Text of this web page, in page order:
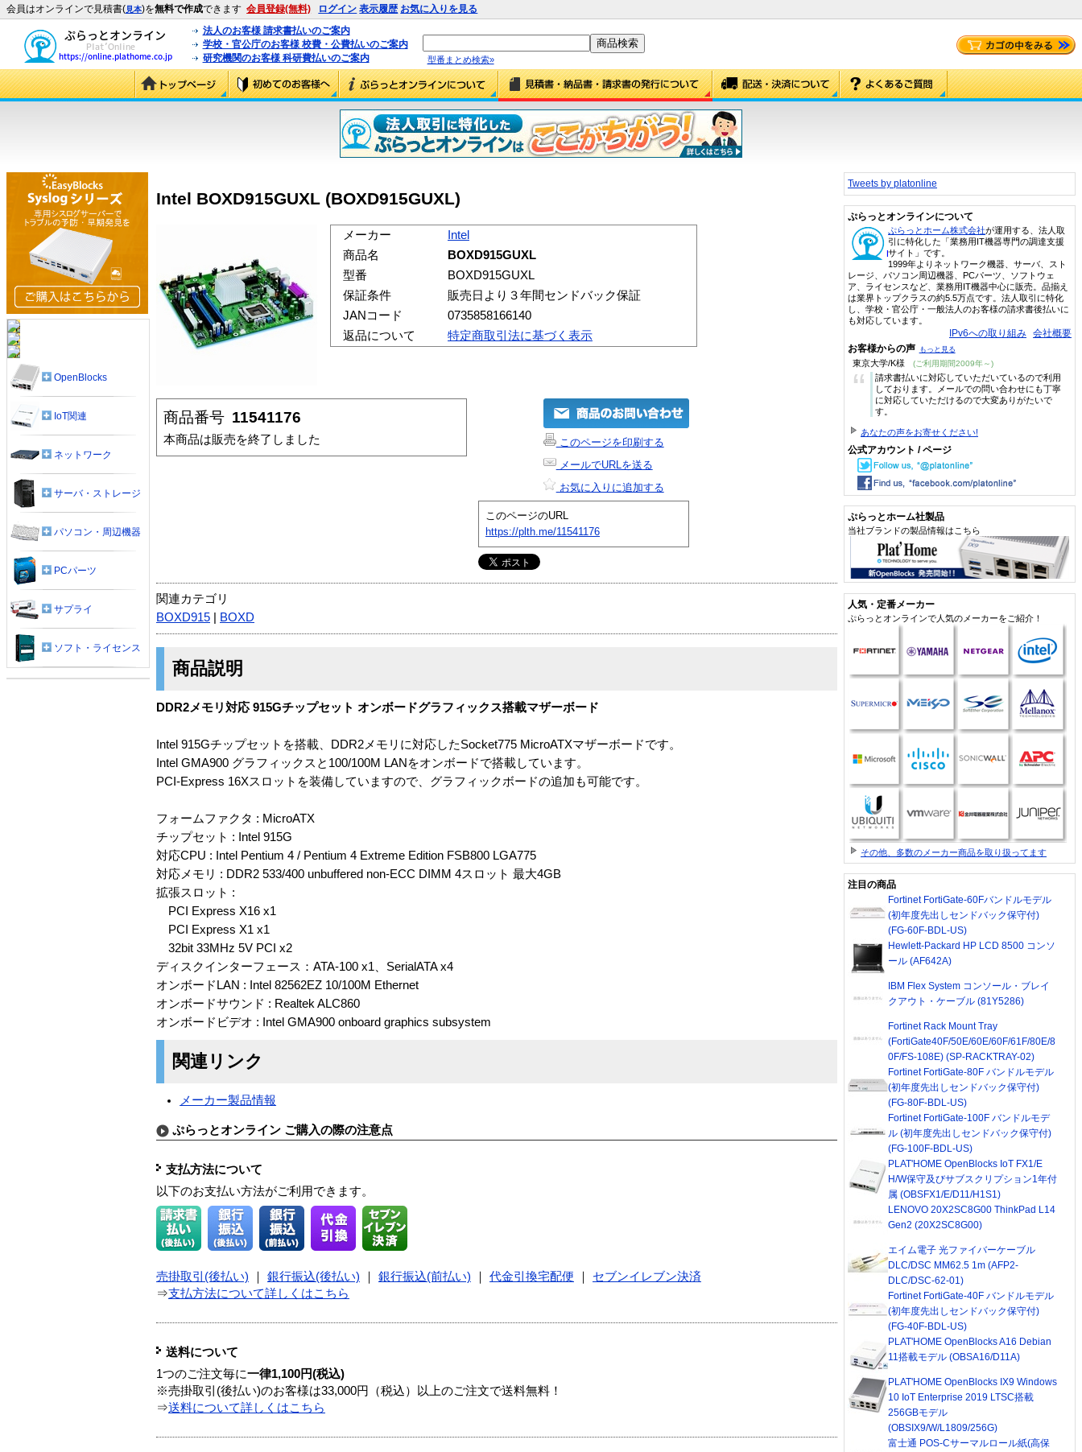
会員はオンラインで見積書(見本)を無料で作成できます 会員登録(無料) ログイン 表示履歴 お気に入りを見る
法人のお客様 請求書払いのご案内
学校・官公庁のお客様 校費・公費払いのご案内
研究機関のお客様 科研費払いのご案内
型番まとめ検索»
Intel BOXD915GUXL (BOXD915GUXL)
メーカー
Intel
商品名
BOXD915GUXL
型番
BOXD915GUXL
保証条件
販売日より３年間センドバック保証
JANコード
0735858166140
返品について
特定商取引法に基づく表示
商品番号 11541176
本商品は販売を終了しました
このページを印刷する
メールでURLを送る
お気に入りに追加する
このページのURL
https://plth.me/11541176
関連カテゴリ
BOXD915
BOXD
商品説明
DDR2メモリ対応 915Gチップセット オンボードグラフィックス搭載マザーボード
Intel 915Gチップセットを搭載、DDR2メモリに対応したSocket775 MicroATXマザーボードです。
Intel GMA900 グラフィックスと100/100M LANをオンボードで搭載しています。
PCI-Express 16Xスロットを装備していますので、グラフィックボードの追加も可能です。
フォームファクタ : MicroATX
チップセット : Intel 915G
対応CPU : Intel Pentium 4 / Pentium 4 Extreme Edition FSB800 LGA775
対応メモリ : DDR2 533/400 unbuffered non-ECC DIMM 4スロット 最大4GB
拡張スロット :
PCI Express X16 x1
PCI Express X1 x1
32bit 33MHz 5V PCI x2
ディスクインターフェース：ATA-100 x1、SerialATA x4
オンボードLAN : Intel 82562EZ 10/100M Ethernet
オンボードサウンド : Realtek ALC860
オンボードビデオ : Intel GMA900 onboard graphics subsystem
関連リンク
メーカー製品情報
ぷらっとオンライン ご購入の際の注意点
支払方法について
以下のお支払い方法がご利用できます。
売掛取引(後払い) 銀行振込(後払い) 銀行振込(前払い) 代金引換宅配便
セブンイレブン決済
⇒支払方法について詳しくはこちら
送料について
1つのご注文毎に一律1,100円(税込)
※売掛取引(後払い)のお客様は33,000円（税込）以上のご注文で送料無料！
⇒送料について詳しくはこちら
OpenBlocks
IoT関連
ネットワーク
サーバ・ストレージ
パソコン・周辺機器
PCパーツ
サプライ
ソフト・ライセンス
Tweets by platonline
ぷらっとオンラインについて
ぷらっとホーム株式会社が運用する、法人取
引に特化した「業務用IT機器専門の調達支援
サイト」です。
1999年よりネットワーク機器、サーバ、スト
レージ、パソコン周辺機器、PCパーツ、ソフトウェ
ア、ライセンスなど、業務用IT機器中心に販売。品揃え
は業界トップクラスの約5.5万点です。法人取引に特化
し、学校・官公庁・一般法人のお客様の請求書後払いに
も対応しています。
IPv6への取り組み 会社概要
お客様からの声 もっと見る
東京大学/K様 (ご利用期間2009年～)
“
請求書払いに対応していただいているので利用
しております。メールでの問い合わせにも丁寧
に対応していただけるので大変ありがたいで
す。
あなたの声をお寄せください!
公式アカウント / ページ
ぷらっとホーム社製品
当社ブランドの製品情報はこちら
人気・定番メーカー
ぷらっとオンラインで人気のメーカーをご紹介！
その他、多数のメーカー商品を取り扱ってます
注目の商品
Fortinet FortiGate-60Fバンドルモデル
(初年度先出しセンドバック保守付)
(FG-60F-BDL-US)
Hewlett-Packard HP LCD 8500 コンソ
ール (AF642A)
IBM Flex System コンソール・ブレイ
クアウト・ケーブル (81Y5286)
Fortinet Rack Mount Tray
(FortiGate40F/50E/60E/60F/61F/80E/8
0F/FS-108E) (SP-RACKTRAY-02)
Fortinet FortiGate-80F バンドルモデル
(初年度先出しセンドバック保守付)
(FG-80F-BDL-US)
Fortinet FortiGate-100F バンドルモデ
ル (初年度先出しセンドバック保守付)
(FG-100F-BDL-US)
PLAT'HOME OpenBlocks IoT FX1/E
H/W保守及びサブスクリプション1年付
属 (OBSFX1/E/D11/H1S1)
LENOVO 20X2SC8G00 ThinkPad L14
Gen2 (20X2SC8G00)
エイム電子 光ファイバーケーブル
DLC/DSC MM62.5 1m (AFP2-
DLC/DSC-62-01)
Fortinet FortiGate-40F バンドルモデル
(初年度先出しセンドバック保守付)
(FG-40F-BDL-US)
PLAT'HOME OpenBlocks A16 Debian
11搭載モデル (OBSA16/D11A)
PLAT'HOME OpenBlocks IX9 Windows
10 IoT Enterprise 2019 LTSC搭載
256GBモデル
(OBSIX9/W/L1809/256G)
富士通 POS-Cサーマルロール紙(高保